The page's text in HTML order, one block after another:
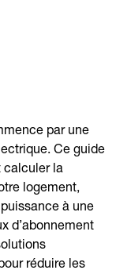
par une
Ce guide
calculer la
logement,
à une
d’abonnement
réduire les